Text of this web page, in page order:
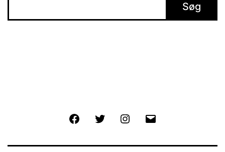
Søg
FacebookTwitter Instagram